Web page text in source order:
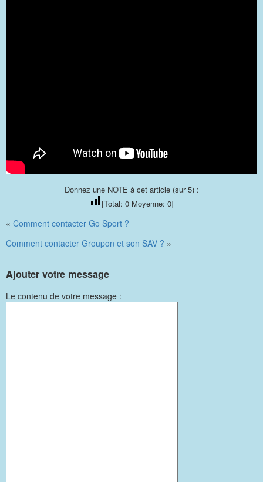
Donnez une NOTE à cet article (sur 5) :
[Total: 0Moyenne: 0]
« Comment contacter Go Sport ?
Comment contacter Groupon et son SAV ? »
Ajouter votre message
Le contenu de votre message :